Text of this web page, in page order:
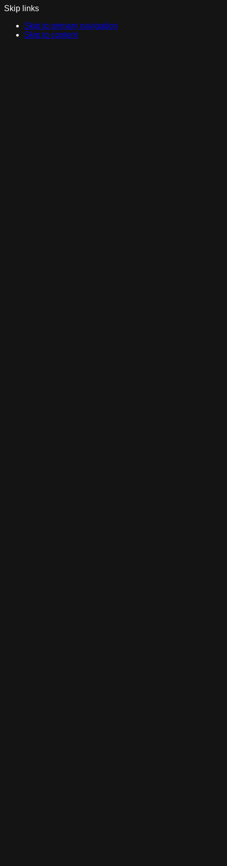
Skip links
Skip to primary navigation
Skip to content